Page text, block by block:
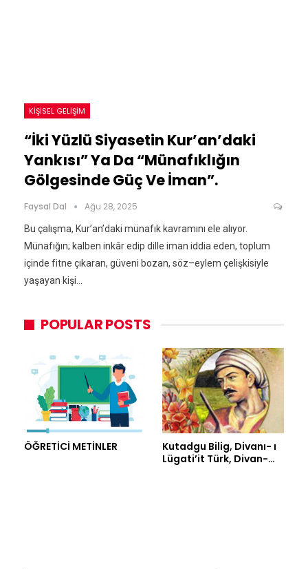
KIŞISEL GELIŞIM
“İki Yüzlü Siyasetin Kur’an’daki
Yankısı” Ya Da “Münafıklığın
Gölgesinde Güç Ve İman”.
Faysal Dal Ağu 28, 2025
Bu çalışma, Kur’an’daki münafık kavramını ele alıyor.
Münafığın; kalben inkâr edip dille iman iddia eden, toplum
içinde fitne çıkaran, güveni bozan, söz–eylem çelişkisiyle
yaşayan kişi…
POPULAR POSTS
ÖĞRETİCİ METİNLER
Kutadgu Bilig, Divanı- ı
Lügati’it Türk, Divan-…